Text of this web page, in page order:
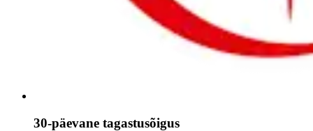
30-päevane tagastusõigus